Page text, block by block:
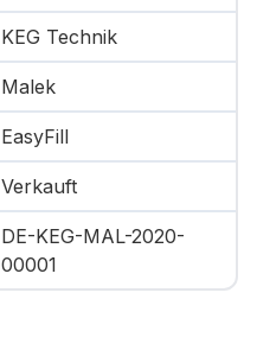
KEG Technik
Malek
EasyFill
Verkauft
DE-KEG-MAL-2020-
00001